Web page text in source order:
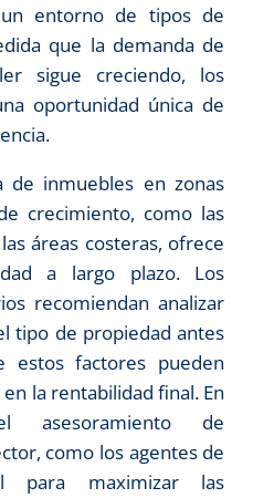
entorno de tipos de
que la demanda de
sigue creciendo, los
oportunidad única de
de inmuebles en zonas
crecimiento, como las
áreas costeras, ofrece
a largo plazo. Los
recomiendan analizar
tipo de propiedad antes
estos factores pueden
la rentabilidad final. En
asesoramiento de
como los agentes de
para maximizar las